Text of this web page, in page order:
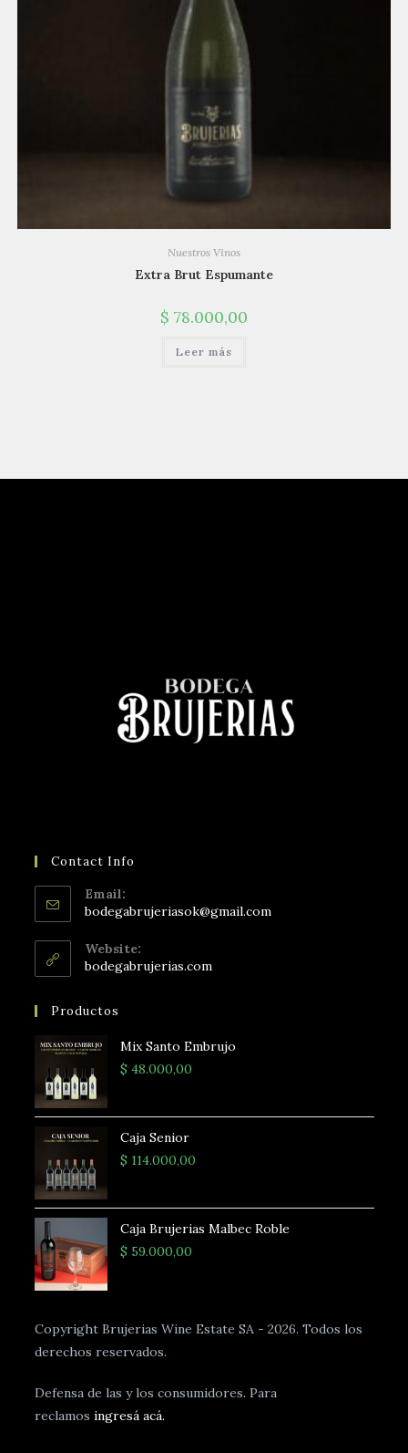
Nuestros Vinos
Extra Brut Espumante
$ 78.000,00
Leer más
Contact Info
Email:
bodegabrujeriasok@gmail.com
Website:
bodegabrujerias.com
Productos
Mix Santo Embrujo
$ 48.000,00
Caja Senior
$ 114.000,00
Caja Brujerias Malbec Roble
$ 59.000,00
Copyright Brujerias Wine Estate SA - 2026. Todos los
derechos reservados.
Defensa de las y los consumidores. Para
reclamosingresá acá.